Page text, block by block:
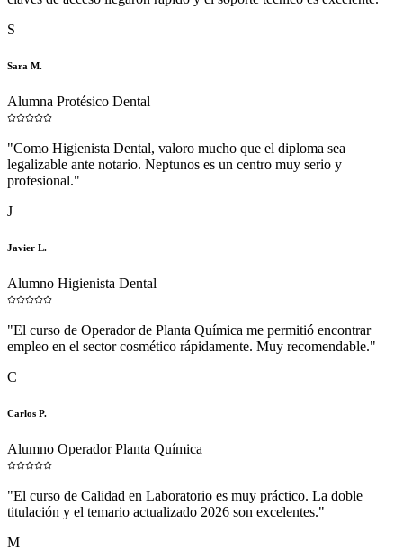
S
Sara M.
Alumna Protésico Dental
"Como Higienista Dental, valoro mucho que el diploma sea
legalizable ante notario. Neptunos es un centro muy serio y
profesional."
J
Javier L.
Alumno Higienista Dental
"El curso de Operador de Planta Química me permitió encontrar
empleo en el sector cosmético rápidamente. Muy recomendable."
C
Carlos P.
Alumno Operador Planta Química
"El curso de Calidad en Laboratorio es muy práctico. La doble
titulación y el temario actualizado 2026 son excelentes."
M